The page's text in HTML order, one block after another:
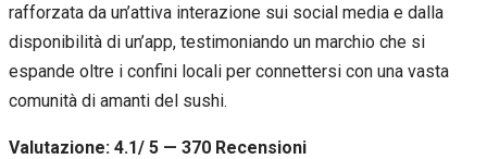
rafforzata da un’attiva interazione sui social media e dalla
disponibilità di un’app, testimoniando un marchio che si
espande oltre i confini locali per connettersi con una vasta
comunità di amanti del sushi.
Valutazione: 4.1/ 5 — 370 Recensioni